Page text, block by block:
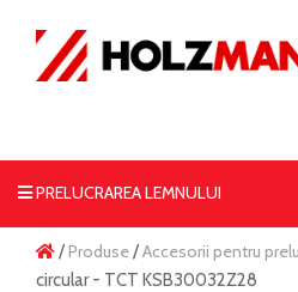
PRELUCRAREA LEMNULUI
/ Produse/Accesorii pentru
circular - TCT KSB30032Z28